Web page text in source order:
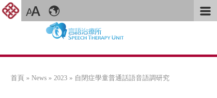
您在這裡
首頁 »News » 2023 » 自閉症學童普通話語音語調研究